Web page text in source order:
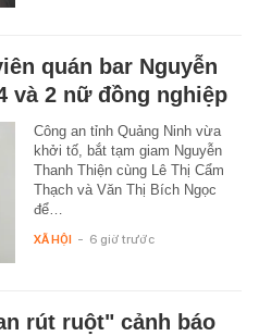
quán bar Nguyễn
và 2 nữ đồng nghiệp
Công an tỉnh Quảng Ninh vừa
khởi tố, bắt tạm giam Nguyễn
Thanh Thiện cùng Lê Thị Cẩm
Thạch và Văn Thị Bích Ngọc
để…
XÃ HỘI - 6 giờ trước
rút ruột" cảnh báo